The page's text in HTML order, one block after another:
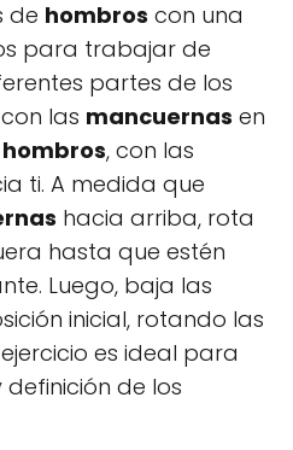
de hombros con una
para trabajar de
partes de los
las mancuernas en
hombros, con las
ti. A medida que
hacia arriba, rota
hasta que estén
Luego, baja las
inicial, rotando las
es ideal para
de los